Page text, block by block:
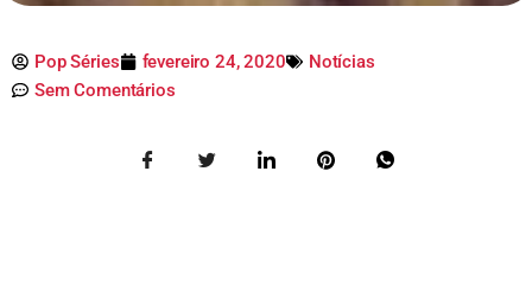
Pop Séries fevereiro 24, 2020
Notícias
Sem Comentários